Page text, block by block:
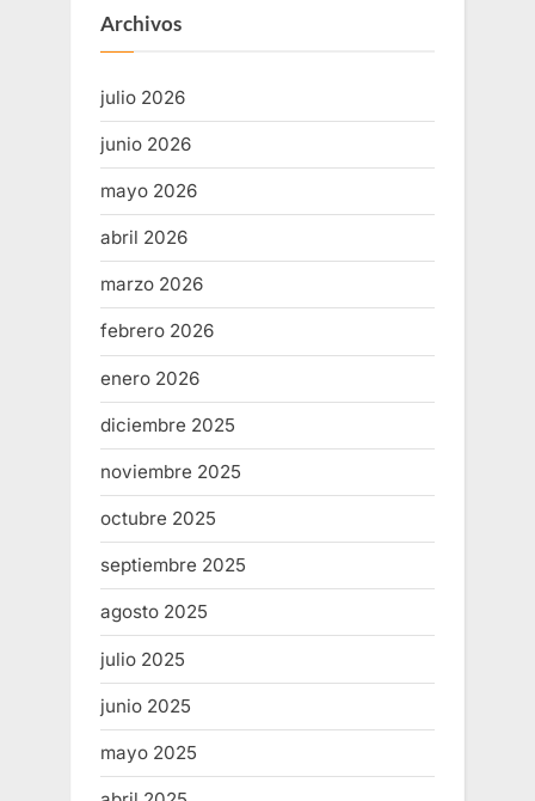
Archivos
julio 2026
junio 2026
mayo 2026
abril 2026
marzo 2026
febrero 2026
enero 2026
diciembre 2025
noviembre 2025
octubre 2025
septiembre 2025
agosto 2025
julio 2025
junio 2025
mayo 2025